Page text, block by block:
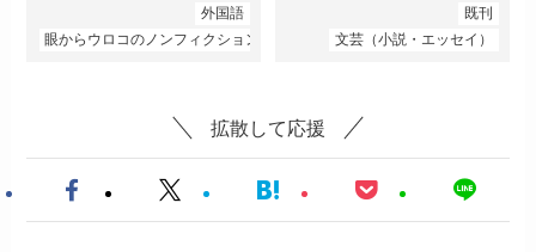
外国語
眼からウロコのノンフィクション
既刊
文芸（小説・エッセイ）
拡散して応援